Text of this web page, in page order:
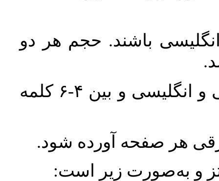
باشند. حجم هر دو
واژگان کلیدی بلافاصله پس از چکیده فارسی و انگلیسی و بین ۴-۶ کلمه
هر صفحه آورده شود.
و به‌صورت زیر است: